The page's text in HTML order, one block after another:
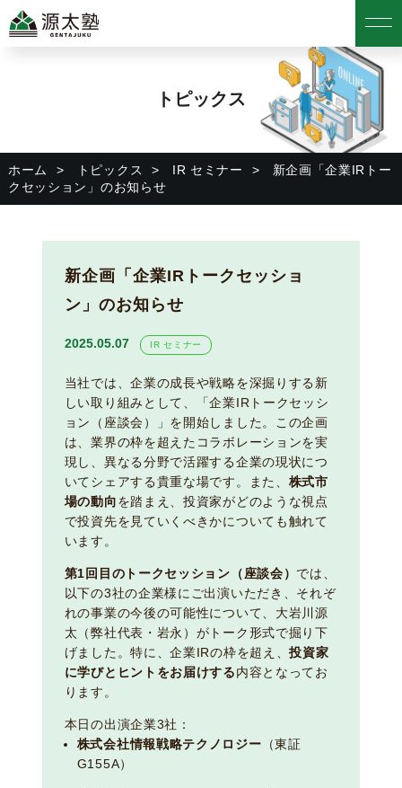
トピックス
ホーム トピックス IR セミナー
新企画「企業IRトー
クセッション」のお知らせ
新企画「企業IRトークセッショ
ン」のお知らせ
2025.05.07 IR セミナー
当社では、企業の成長や戦略を深掘りする新
しい取り組みとして、「企業IRトークセッシ
ョン（座談会）」を開始しました。この企画
は、業界の枠を超えたコラボレーションを実
現し、異なる分野で活躍する企業の現状につ
いてシェアする貴重な場です。また、 株式市
場の動向を踏まえ、投資家がどのような視点
で投資先を見ていくべきかについても触れて
います。
第1回目のトークセッション（座談会） では、
以下の3社の企業様にご出演いただき、それぞ
れの事業の今後の可能性について、大岩川源
太（弊社代表・岩永）がトーク形式で掘り下
げました。特に、企業IRの枠を超え、投資家
に学びとヒントをお届けする内容となってお
ります。
本日の出演企業3社：
株式会社情報戦略テクノロジー （東証
G155A）